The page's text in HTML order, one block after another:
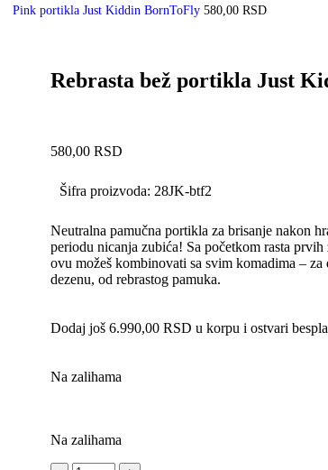
Pink portikla Just Kiddin BornToFly 580,00 RSD
Rebrasta bež portikla Just
580,00 RSD
Šifra proizvoda: 28JK-btf2
Neutralna pamučna portikla za brisanje nakon
periodu nicanja zubića! Sa početkom rasta
ovu možeš kombinovati sa svim komadima –
dezenu, od rebrastog pamuka.
Dodaj još 6.990,00 RSD u korpu i ostvari
Na zalihama
Na zalihama